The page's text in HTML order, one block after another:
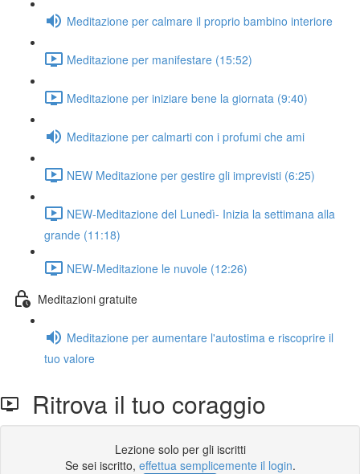
Meditazione per calmare il proprio bambino interiore
Meditazione per manifestare (15:52)
Meditazione per iniziare bene la giornata (9:40)
Meditazione per calmarti con i profumi che ami
NEW Meditazione per gestire gli imprevisti (6:25)
NEW-Meditazione del Lunedì- Inizia la settimana alla
grande (11:18)
NEW-Meditazione le nuvole (12:26)
Meditazioni gratuite
Meditazione per aumentare l'autostima e riscoprire il
tuo valore
Ritrova il tuo coraggio
Lezione solo per gli iscritti
Se sei iscritto, effettua semplicemente il login.